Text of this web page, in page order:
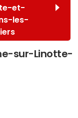
et-
les-
sur-Linotte-